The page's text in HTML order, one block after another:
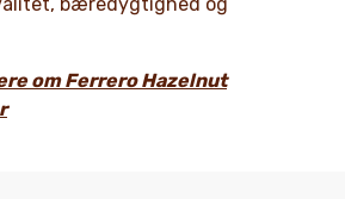
om Ferrero Hazelnut